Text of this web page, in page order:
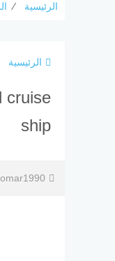
الرئيسية ⁄
الرئيسية
cruise
ship